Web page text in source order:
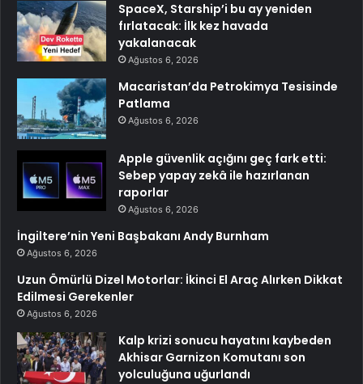
SpaceX, Starship’i bu ay yeniden
fırlatacak: İlk kez havada
yakalanacak
Ağustos 6, 2026
Macaristan’da Petrokimya Tesisinde
Patlama
Ağustos 6, 2026
Apple güvenlik açığını geç fark etti:
Sebep yapay zekâ ile hazırlanan
raporlar
Ağustos 6, 2026
İngiltere’nin Yeni Başbakanı Andy Burnham
Ağustos 6, 2026
Uzun Ömürlü Dizel Motorlar: İkinci El Araç Alırken Dikkat
Edilmesi Gerekenler
Ağustos 6, 2026
Kalp krizi sonucu hayatını kaybeden
Akhisar Garnizon Komutanı son
yolculuğuna uğurlandı